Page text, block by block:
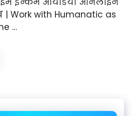
| Work with Humanatic as
…